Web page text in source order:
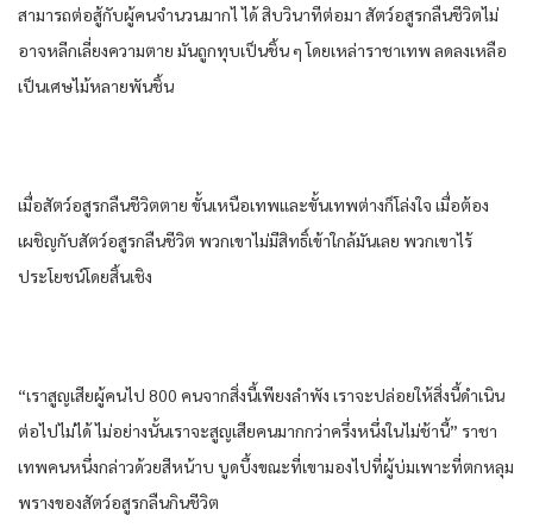
สามารถ​ต่อสู้​กับ​ผู้คน​จำนวนมาก​ไ ได้​ สิบ​วินาที​ต่อมา​ สัตว์​อสูร​กลืน​ชีวิต​ไม่
อาจ​หลีกเลี่ยง​ความตาย​ มัน​ถูก​ทุบ​เป็น​ชิ้น​ ๆ โดย​เหล่า​ราชา​เทพ​ ลดลง​เหลือ​
เป็น​เศษไม้หลาย​พัน​ชิ้น​
เมื่อ​สัตว์​อสูร​กลืน​ชีวิต​ตาย​ ขั้น​เหนือ​เทพ​และ​ขั้น​เทพ​ต่าง​ก็​โล่งใจ​ เมื่อ​ต้อง​
เผชิญ​กับ​สัตว์​อสูร​กลืน​ชีวิต​ พวกเขา​ไม่มีสิทธิ์​เข้าใกล้​มัน​เลย​ พวกเขา​ไร้
ประโยชน์​โดยสิ้นเชิง​
“เรา​สูญเสีย​ผู้คน​ไป 800 คน​จาก​สิ่งนี้​เพียงลำพัง​ เรา​จะปล่อย​ให้​สิ่งนี้​ดำเนิน
ต่อไป​ไม่ได้​ ไม่อย่างนั้น​เรา​จะสูญเสีย​คน​มากกว่า​ครึ่งหนึ่ง​ในไม่ช้า​นี้​” ราชา​
เทพ​คน​หนึ่ง​กล่าว​ด้วย​สีหน้าบ บูดบึ้ง​ขณะที่​เขา​มอง​ไปที่​ผู้​บ่ม​เพาะ​ที่​ตกหลุม
พราง​ของ​สัตว์​อสูร​กลืน​กิน​ชีวิต​